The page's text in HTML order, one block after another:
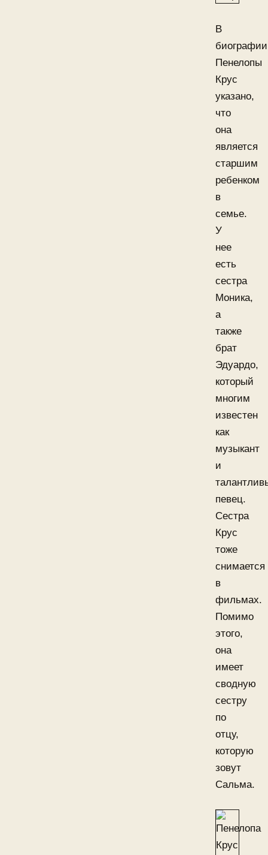
В
биографии
Пенелопы
Крус
указано,
что
она
является
старшим
ребенком
в
семье.
У
нее
есть
сестра
Моника,
а
также
брат
Эдуардо,
который
многим
известен
как
музыкант
и
певец.
Сестра
Крус
тоже
снимается
в
фильмах.
Помимо
этого,
она
имеет
сводную
сестру
по
отцу,
которую
зовут
Сальма.